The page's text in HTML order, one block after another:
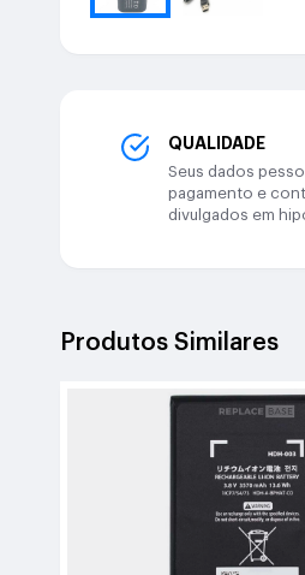
QUALIDADE
Seus dados
pagamento e
divulgados em
Produtos Similares